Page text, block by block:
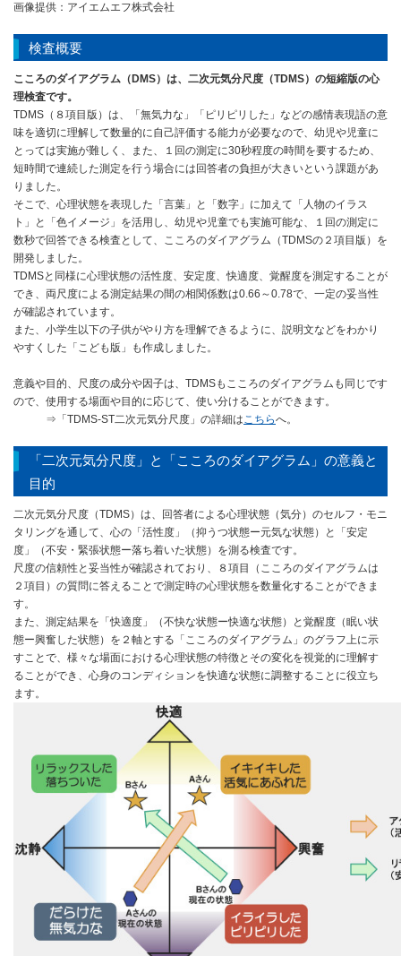
画像提供：アイエムエフ株式会社
検査概要
こころのダイアグラム（DMS）は、二次元気分尺度（TDMS）の短縮版の心
理検査です。
TDMS（８項目版）は、「無気力な」「ピリピリした」などの感情表現語の意
味を適切に理解して数量的に自己評価する能力が必要なので、幼児や児童に
とっては実施が難しく、また、１回の測定に30秒程度の時間を要するため、
短時間で連続した測定を行う場合には回答者の負担が大きいという課題があ
りました。
そこで、心理状態を表現した「言葉」と「数字」に加えて「人物のイラス
ト」と「色イメージ」を活用し、幼児や児童でも実施可能な、１回の測定に
数秒で回答できる検査として、こころのダイアグラム（TDMSの２項目版）を
開発しました。
TDMSと同様に心理状態の活性度、安定度、快適度、覚醒度を測定することが
でき、両尺度による測定結果の間の相関係数は0.66～0.78で、一定の妥当性
が確認されています。
また、小学生以下の子供がやり方を理解できるように、説明文などをわかり
やすくした「こども版」も作成しました。
意義や目的、尺度の成分や因子は、TDMSもこころのダイアグラムも同じです
ので、使用する場面や目的に応じて、使い分けることができます。
⇒「TDMS-ST二次元気分尺度」の詳細はこちらへ。
「二次元気分尺度」と「こころのダイアグラム」の意義と
目的
二次元気分尺度（TDMS）は、回答者による心理状態（気分）のセルフ・モニ
タリングを通して、心の「活性度」（抑うつ状態ー元気な状態）と「安定
度」（不安・緊張状態ー落ち着いた状態）を測る検査です。
尺度の信頼性と妥当性が確認されており、８項目（こころのダイアグラムは
２項目）の質問に答えることで測定時の心理状態を数量化することができま
す。
また、測定結果を「快適度」（不快な状態ー快適な状態）と覚醒度（眠い状
態ー興奮した状態）を２軸とする「こころのダイアグラム」のグラフ上に示
すことで、様々な場面における心理状態の特徴とその変化を視覚的に理解す
ることができ、心身のコンディションを快適な状態に調整することに役立ち
ます。